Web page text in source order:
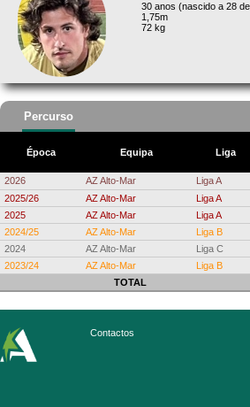
30 anos (nascido a 28
1,75m
72 kg
Percurso
Época Equipa Liga
2026
AZ Alto-Mar Liga A
2025/26
AZ Alto-Mar Liga A
2025
AZ Alto-Mar Liga A
2024/25
AZ Alto-Mar Liga B
2024
AZ Alto-Mar Liga C
2023/24
AZ Alto-Mar Liga B
TOTAL
Contactos